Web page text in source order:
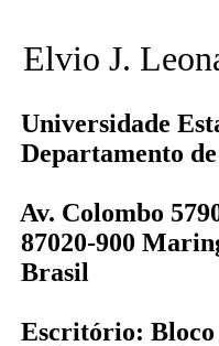
Elvio J.
Universidade
Departamento
Av. Colombo
87020-900
Brasil
Escritório: Bloco